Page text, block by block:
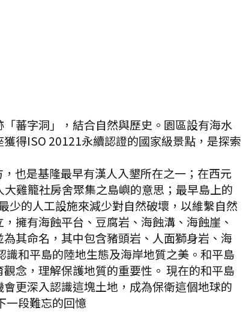
蕃字洞」，結合自然與歷史。園區設有海水
得ISO 20121永續認證的國家級景點，是探索
也是基隆最早有漢人入墾所在之一；在西元
雞籠社房舍聚集之島嶼的意思；最早島上的
的人工設施來減少對自然破壞，以維繫自然
擁有海蝕平台、豆腐岩、海蝕溝、海蝕崖、
其命名，其中包含豬頭岩、人面獅身岩、海
和平島的陸地生態及海岸地質之美。和平島
念，理解保護地質的重要性。 現在的和平島
更深入認識這塊土地，成為保衛這個地球的
一段難忘的回憶